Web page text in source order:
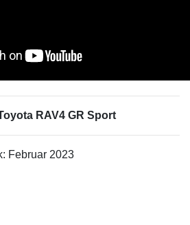
RAV4 GR Sport
Februar 2023